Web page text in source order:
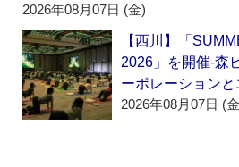
2026年08月07日 (金)
【西川】「
2026」を開催‐森
ーポレーション
2026年08月07日 (